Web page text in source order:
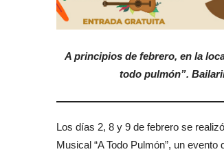
A principios de febrero, en la
todo pulmón”.
Los días 2, 8 y 9 de febrero se
Musical “A Todo Pulmón”, un